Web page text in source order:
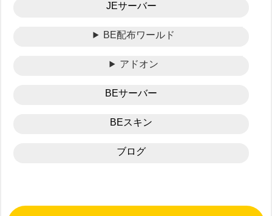
JEサーバー
BE配布ワールド
アドオン
BEサーバー
BEスキン
ブログ